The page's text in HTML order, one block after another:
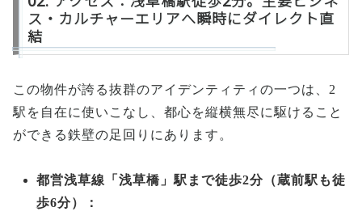
ス・カルチャーエリアへ瞬時にダイレクト直
結
この物件が誇る抜群のアイデンティティの一つは、2
駅を自在に使いこなし、都心を縦横無尽に駆けること
ができる鉄壁の足回りにあります。
都営浅草線「浅草橋」駅まで徒歩2分（蔵前駅も徒
歩6分）：